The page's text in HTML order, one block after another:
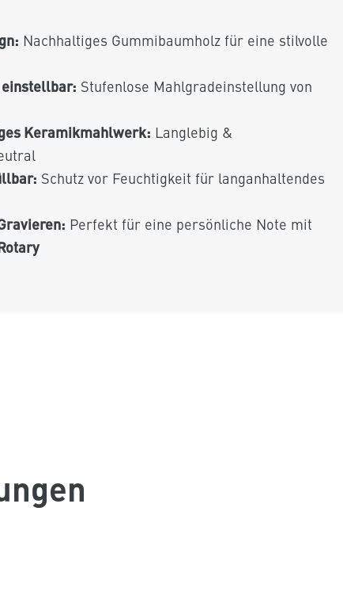
Nachhaltiges Gummibaumholz für eine stilvolle
Stufenlose Mahlgradeinstellung von
Keramikmahlwerk: Langlebig &
Schutz vor Feuchtigkeit für langanhaltendes
Perfekt für eine persönliche Note mit